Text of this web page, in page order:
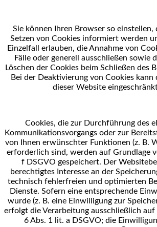
Sie können Ihren Browser so einstellen,
Setzen von Cookies informiert werden
Einzelfall erlauben, die Annahme von
Fälle oder generell ausschließen sowie
Löschen der Cookies beim Schließen des
Bei der Deaktivierung von Cookies
dieser Website
Cookies, die zur Durchführung des
Kommunikationsvorgangs oder zur
von Ihnen erwünschter Funktionen (z. B.
erforderlich sind, werden auf Grundlage
f DSGVO gespeichert. Der
berechtigtes Interesse an der
technisch fehlerfreien und optimierten
Dienste. Sofern eine entsprechende
wurde (z. B. eine Einwilligung zur
erfolgt die Verarbeitung ausschließlich
6 Abs. 1 lit. a DSGVO; die